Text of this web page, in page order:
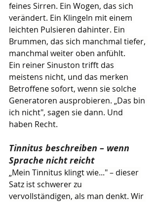
feines Sirren. Ein Wogen, das sich
verändert. Ein Klingeln mit einem
leichten Pulsieren dahinter. Ein
Brummen, das sich manchmal tiefer,
manchmal weiter oben anfühlt.
Ein reiner Sinuston trifft das
meistens nicht, und das merken
Betroffene sofort, wenn sie solche
Generatoren ausprobieren. „Das bin
ich nicht", sagen sie dann. Und
haben Recht.
Tinnitus beschreiben – wenn
Sprache nicht reicht
„Mein Tinnitus klingt wie..." – dieser
Satz ist schwerer zu
vervollständigen, als man denkt. Wir